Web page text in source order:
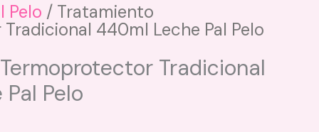
Pelo / Tratamiento
440ml Leche Pal Pelo
Tradicional
Pelo
Trio de Cejas Brow Set nueva
$25.000
+ AGREGAR